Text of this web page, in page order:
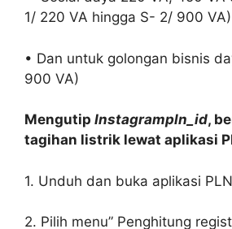
1/ 220 VA hingga S- 2/ 900 VA)
• Dan untuk golongan bisnis
900 VA)
Mengutip Instagrampln_id,
tagihan listrik lewat aplikasi
1. Unduh dan buka aplikasi
2. Pilih menu” Penghitung